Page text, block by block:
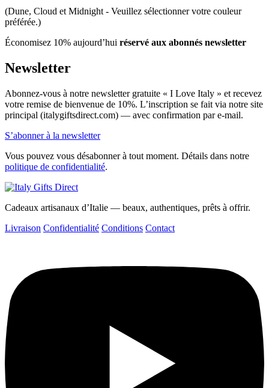
(Dune, Cloud et Midnight - Veuillez sélectionner votre couleur
préférée.)
Économisez 10% aujourd’hui réservé aux abonnés newsletter
Newsletter
Abonnez-vous à notre newsletter gratuite « I Love Italy » et recevez
votre remise de bienvenue de 10%. L’inscription se fait via notre site
principal (italygiftsdirect.com) — avec confirmation par e-mail.
S’abonner à la newsletter
Vous pouvez vous désabonner à tout moment. Détails dans notre
politique de confidentialité.
Cadeaux artisanaux d’Italie — beaux, authentiques, prêts à offrir.
Livraison Confidentialité Conditions Contact